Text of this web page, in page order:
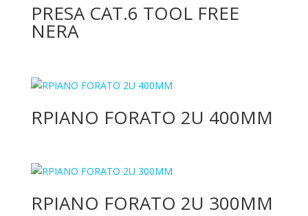
PRESA CAT.6 TOOL FREE
NERA
RPIANO FORATO 2U 400MM
RPIANO FORATO 2U 300MM